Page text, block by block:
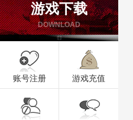
游戏下载
DOWNLOAD
账号注册 游戏充值